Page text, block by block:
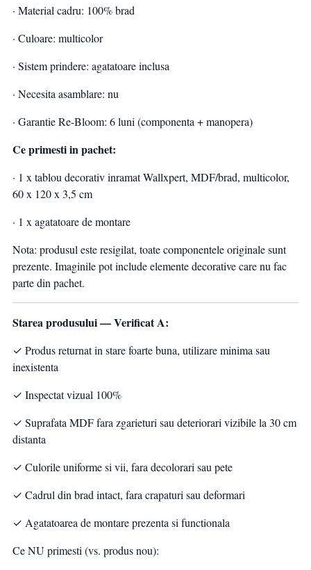
· Material cadru: 100% brad
· Culoare: multicolor
· Sistem prindere: agatatoare inclusa
· Necesita asamblare: nu
· Garantie Re-Bloom: 6 luni (componenta + manopera)
Ce primesti in pachet:
· 1 x tablou decorativ inramat Wallxpert, MDF/brad, multicolor,
60 x 120 x 3,5 cm
· 1 x agatatoare de montare
Nota: produsul este resigilat, toate componentele originale sunt
prezente. Imaginile pot include elemente decorative care nu fac
parte din pachet.
Starea produsului — Verificat A:
✓ Produs returnat in stare foarte buna, utilizare minima sau
inexistenta
✓ Inspectat vizual 100%
✓ Suprafata MDF fara zgarieturi sau deteriorari vizibile la 30 cm
distanta
✓ Culorile uniforme si vii, fara decolorari sau pete
✓ Cadrul din brad intact, fara crapaturi sau deformari
✓ Agatatoarea de montare prezenta si functionala
Ce NU primesti (vs. produs nou):